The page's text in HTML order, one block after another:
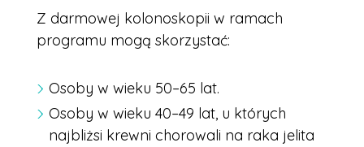
Z darmowej kolonoskopii w ramach
programu mogą skorzystać:
Osoby w wieku 50–65 lat.
Osoby w wieku 40–49 lat, u których
najbliżsi krewni chorowali na raka jelita